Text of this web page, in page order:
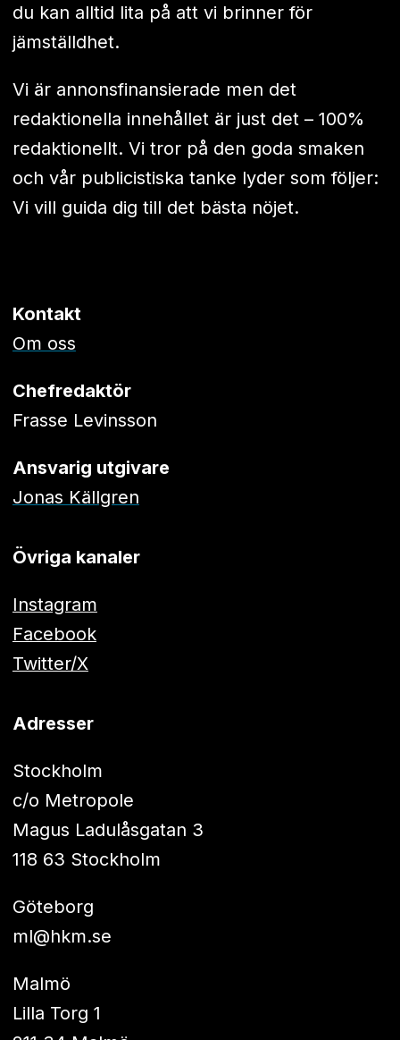
du kan alltid lita på att vi brinner för
jämställdhet.
Vi är annonsfinansierade men det
redaktionella innehållet är just det – 100%
redaktionellt. Vi tror på den goda smaken
och vår publicistiska tanke lyder som följer:
Vi vill guida dig till det bästa nöjet.
Kontakt
Om oss
Chefredaktör
Frasse Levinsson
Ansvarig utgivare
Jonas Källgren
Övriga kanaler
Instagram
Facebook
Twitter/X
Adresser
Stockholm
c/o Metropole
Magus Ladulåsgatan 3
118 63 Stockholm
Göteborg
ml@hkm.se
Malmö
Lilla Torg 1